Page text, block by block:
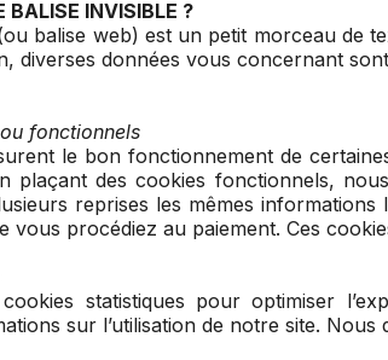
INVISIBLE ?
balise web) est un petit morceau de
diverses données vous concernant sont
fonctionnels
le bon fonctionnement de
plaçant des cookies fonctionnels,
reprises les mêmes
vous procédiez au paiement. Ces
statistiques pour optimiser
sur l’utilisation de notre site.